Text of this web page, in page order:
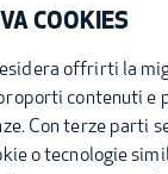
Legale: via
- Capitale sociale i.v.
561997
COOKIES
offrirti la
contenuti e
Con terze parti
o tecnologie